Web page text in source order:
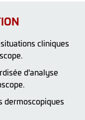
cliniques
d'analyse
dermoscopiques